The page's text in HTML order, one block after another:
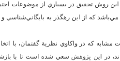
روش تحقيق در بسياري از موضوعات
كه از اين رهگذر به
كه در واكاوي نظرية گفتمان، با
در اين پژوهش سعي شده است تا با